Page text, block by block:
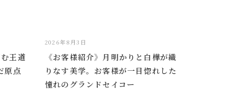
王道
原点
2026年8月3日
《お客様紹介》月明かりと白樺が織
りなす美学。お客様が一目惚れした
憧れのグランドセイコー